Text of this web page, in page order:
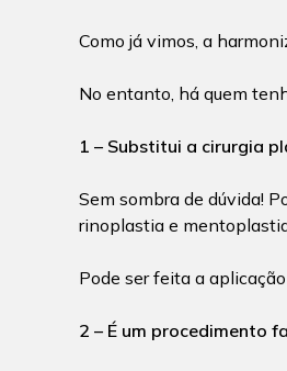
Como já vimos, a
No entanto, há quem
1 – Substitui a cirurgia
Sem sombra de dúvida!
rinoplastia e
Pode ser feita a
2 – É um procedimento